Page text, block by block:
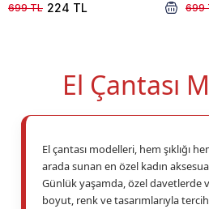
224 TL
699 TL 699
El Çantası
El çantası modelleri, hem şıklığı
arada sunan en özel kadın
Günlük yaşamda, özel davetlerde
boyut, renk ve tasarımlarıyla